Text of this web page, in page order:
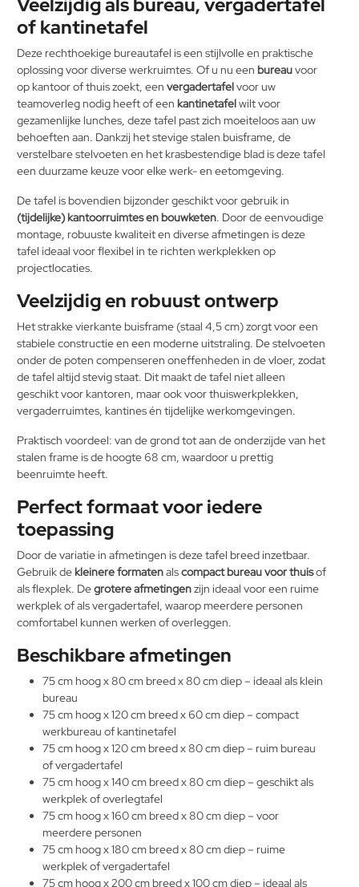
of kantinetafel
Deze rechthoekige bureautafel is een stijlvolle en praktische
oplossing voor diverse werkruimtes. Of u nu een bureauvoor
op kantoor of thuis zoekt, een vergadertafelvoor uw
teamoverleg nodig heeft of een kantinetafelwilt voor
gezamenlijke lunches, deze tafel past zich moeiteloos aan uw
behoeften aan. Dankzij het stevige stalen buisframe, de
verstelbare stelvoeten en het krasbestendige blad is deze tafel
een duurzame keuze voor elke werk- en eetomgeving.
De tafel is bovendien bijzonder geschikt voor gebruik in
(tijdelijke) kantoorruimtes en bouwketen. Door de eenvoudige
montage, robuuste kwaliteit en diverse afmetingen is deze
tafel ideaal voor flexibel in te richten werkplekken op
projectlocaties.
Veelzijdig en robuust ontwerp
Het strakke vierkante buisframe (staal 4,5 cm) zorgt voor een
stabiele constructie en een moderne uitstraling. De stelvoeten
onder de poten compenseren oneffenheden in de vloer, zodat
de tafel altijd stevig staat. Dit maakt de tafel niet alleen
geschikt voor kantoren, maar ook voor thuiswerkplekken,
vergaderruimtes, kantines én tijdelijke werkomgevingen.
Praktisch voordeel: van de grond tot aan de onderzijde van het
stalen frame is de hoogte 68 cm, waardoor u prettig
beenruimte heeft.
Perfect formaat voor iedere
toepassing
Door de variatie in afmetingen is deze tafel breed inzetbaar.
Gebruik dekleinere formatenalscompact bureau voor thuisof
als flexplek. Degrotere afmetingenzijn ideaal voor een ruime
werkplek of als vergadertafel, waarop meerdere personen
comfortabel kunnen werken of overleggen.
Beschikbare afmetingen
75 cm hoog x 80 cm breed x 80 cm diep – ideaal als klein
bureau
75 cm hoog x 120 cm breed x 60 cm diep – compact
werkbureau of kantinetafel
75 cm hoog x 120 cm breed x 80 cm diep – ruim bureau
of vergadertafel
75 cm hoog x 140 cm breed x 80 cm diep – geschikt als
werkplek of overlegtafel
75 cm hoog x 160 cm breed x 80 cm diep – voor
meerdere personen
75 cm hoog x 180 cm breed x 80 cm diep – ruime
werkplek of vergadertafel
75 cm hoog x 200 cm breed x 100 cm diep – ideaal als